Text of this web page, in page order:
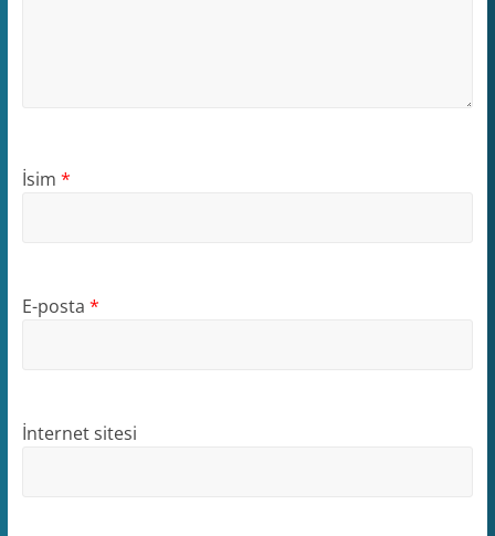
İsim *
E-posta *
İnternet sitesi